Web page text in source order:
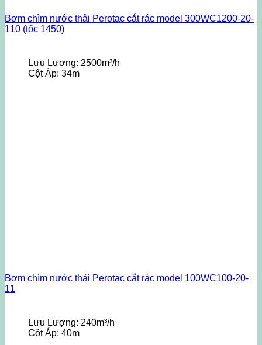
Bơm chìm nước thải Perotac cắt rác model 300WC1200-20-
110 (tốc 1450)
Lưu Lượng: 2500m³/h
Cột Áp: 34m
Bơm chìm nước thải Perotac cắt rác model 100WC100-20-
11
Lưu Lượng: 240m³/h
Cột Áp: 40m